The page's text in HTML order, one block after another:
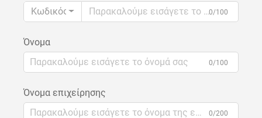
Κωδικός 0/100
Όνομα
0/100
Όνομα επιχείρησης
0/200